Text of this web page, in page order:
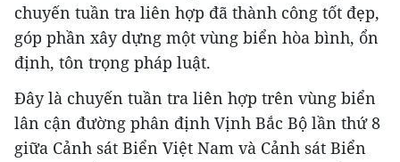
chuyến tuần tra liên hợp đã thành công tốt đẹp,
góp phần xây dựng một vùng biển hòa bình, ổn
định, tôn trọng pháp luật.
Đây là chuyến tuần tra liên hợp trên vùng biển
lân cận đường phân định Vịnh Bắc Bộ lần thứ 8
giữa Cảnh sát Biển Việt Nam và Cảnh sát Biển